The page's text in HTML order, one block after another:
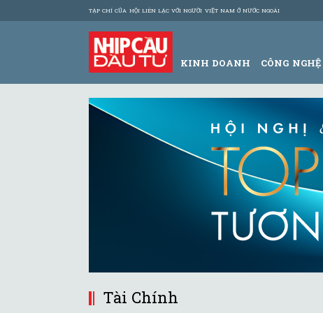
TẠP CHÍ CỦA HỘI LIÊN LẠC VỚI NGƯỜI VIỆT NAM Ở NƯỚC NGOÀI
KINH DOANH CÔNG NGHỆ
Tài Chính